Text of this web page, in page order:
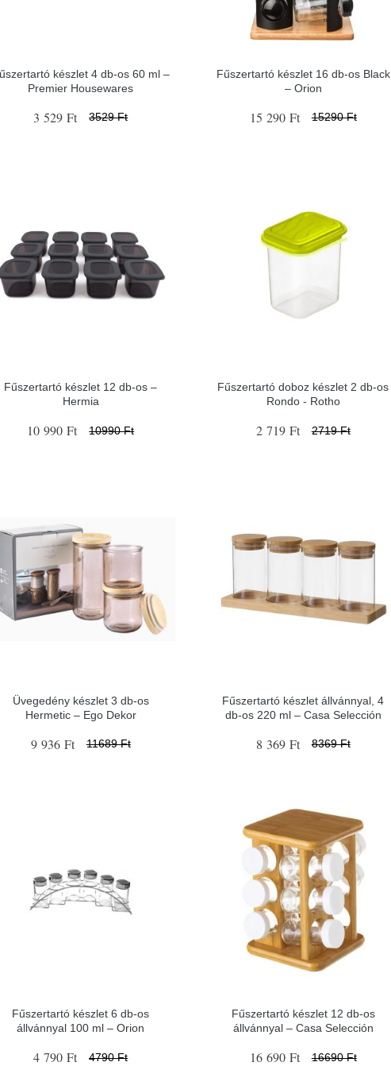
készlet 4 db-os 60 ml –
Premier Housewares
3 529 Ft 3529 Ft
Fűszertartó készlet 16 db-os Black
– Orion
15 290 Ft 15290 Ft
Fűszertartó készlet 12 db-os –
Hermia
10 990 Ft 10990 Ft
Fűszertartó doboz készlet 2 db-os
Rondo - Rotho
2 719 Ft 2719 Ft
Üvegedény készlet 3 db-os
Hermetic – Ego Dekor
9 936 Ft 11689 Ft
Fűszertartó készlet állvánnyal, 4
db-os 220 ml – Casa Selección
8 369 Ft 8369 Ft
Fűszertartó készlet 6 db-os
állvánnyal 100 ml – Orion
4 790 Ft 4790 Ft
Fűszertartó készlet 12 db-os
állvánnyal – Casa Selección
16 690 Ft 16690 Ft